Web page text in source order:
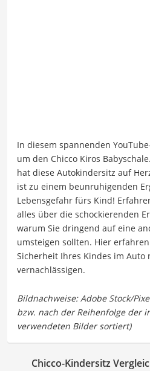
In diesem spannenden
um den Chicco Kiros
hat diese Autokindersitz auf
ist zu einem beunruhigenden
Lebensgefahr fürs Kind!
alles über die schockierenden
warum Sie dringend auf eine
umsteigen sollten. Hier
Sicherheit Ihres Kindes im Auto
vernachlässigen.
Chicco-Kindersitz